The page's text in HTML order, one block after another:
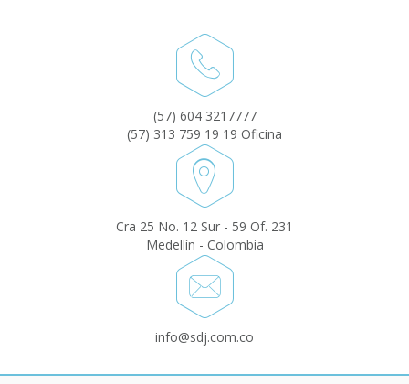
(57) 604 3217777
(57) 313 759 19 19 Oficina
Cra 25 No. 12 Sur - 59 Of. 231
Medellín - Colombia
info@sdj.com.co